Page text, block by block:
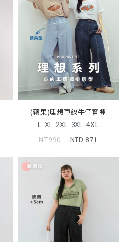
(蘋果)理想車線牛仔寬褲
L XL 2XL 3XL 4XL
NT.990
NTD.871